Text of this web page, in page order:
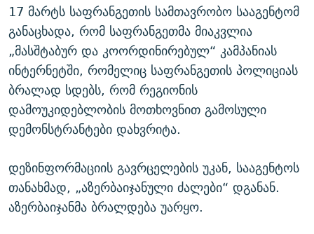
17 მარტს საფრანგეთის სამთავრობო სააგენტომ
განაცხადა, რომ საფრანგეთმა მიაკვლია
„მასშტაბურ და კოორდინირებულ“ კამპანიას
ინტერნეტში, რომელიც საფრანგეთის პოლიციას
ბრალად სდებს, რომ რეგიონის
დამოუკიდებლობის მოთხოვნით გამოსული
დემონსტრანტები დახვრიტა.
დეზინფორმაციის გავრცელების უკან, სააგენტოს
თანახმად, „აზერბაიჯანული ძალები“ დგანან.
აზერბაიჯანმა ბრალდება უარყო.